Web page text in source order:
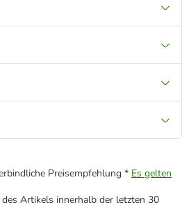
Preisempfehlung * Es gelten
Artikels innerhalb der letzten 30